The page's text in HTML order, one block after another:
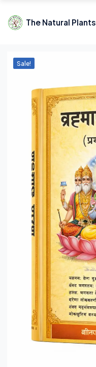
The Natural Plants
Sale!